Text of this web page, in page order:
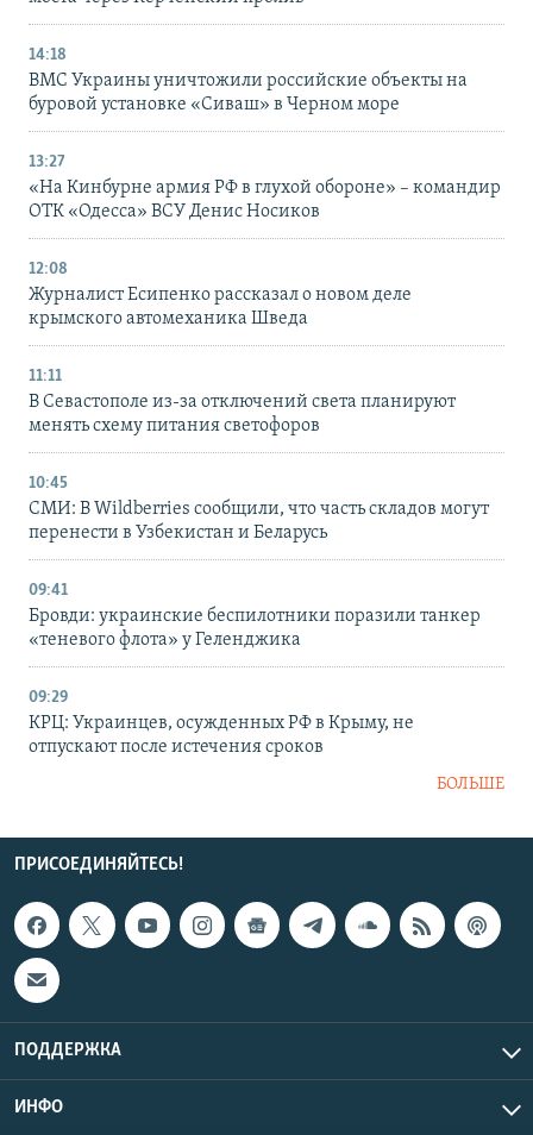
14:18
ВМС Украины уничтожили российские объекты на
буровой установке «Сиваш» в Черном море
13:27
«На Кинбурне армия РФ в глухой обороне» – командир
ОТК «Одесса» ВСУ Денис Носиков
12:08
Журналист Есипенко рассказал о новом деле
крымского автомеханика Шведа
11:11
В Севастополе из-за отключений света планируют
менять схему питания светофоров
10:45
СМИ: В Wildberries сообщили, что часть складов могут
перенести в Узбекистан и Беларусь
09:41
Бровди: украинские беспилотники поразили танкер
«теневого флота» у Геленджика
09:29
КРЦ: Украинцев, осужденных РФ в Крыму, не
отпускают после истечения сроков
БОЛЬШЕ
ПРИСОЕДИНЯЙТЕСЬ!
ПОДДЕРЖКА
ИНФО